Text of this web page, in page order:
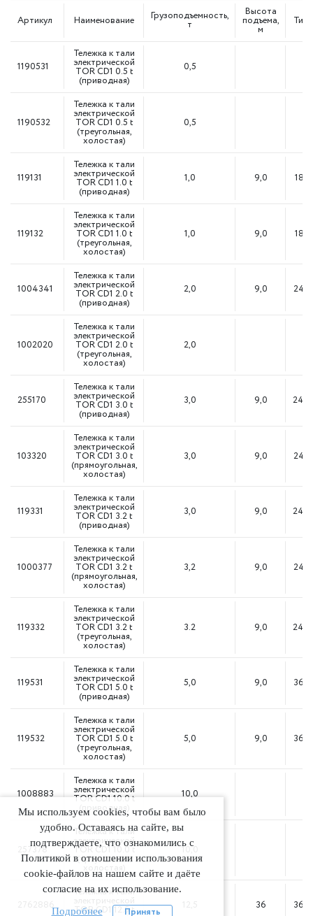
Артикул Наименование Грузоподъемность,
т
Высота
подъема,
м
Тип
1190531
Тележка к тали
электрической
TOR CD1 0.5 t
(приводная)
0,5
1190532
Тележка к тали
электрической
TOR CD1 0.5 t
(треугольная,
холостая)
0,5
119131
Тележка к тали
электрической
TOR CD1 1.0 t
(приводная)
1,0 9,0
119132
Тележка к тали
электрической
TOR CD1 1.0 t
(треугольная,
холостая)
1,0 9,0
1004341
Тележка к тали
электрической
TOR CD1 2.0 t
(приводная)
2,0 9,0
1002020
Тележка к тали
электрической
TOR CD1 2.0 t
(треугольная,
холостая)
2,0
255170
Тележка к тали
электрической
TOR CD1 3.0 t
(приводная)
3,0 9,0
103320
Тележка к тали
электрической
TOR CD1 3.0 t
(прямоугольная,
холостая)
3,0 9,0
119331
Тележка к тали
электрической
TOR CD1 3.2 t
(приводная)
3,0 9,0
1000377
Тележка к тали
электрической
TOR CD1 3.2 t
(прямоугольная,
холостая)
3,2 9,0
119332
Тележка к тали
электрической
TOR CD1 3.2 t
(треугольная,
холостая)
3.2 9,0
119531
Тележка к тали
электрической
TOR CD1 5.0 t
(приводная)
5,0 9,0
119532
Тележка к тали
электрической
TOR CD1 5.0 t
(треугольная,
холостая)
5,0 9,0
1008883
Тележка к тали
электрической
TOR CD1 10.0 t
(приводная)
10,0
257378
Тележка к тали
электрической
TOR CD1 10.0 t
(треугольная,
10,0
2762886
Тележка к тали
TOR CD1 12.5 t 36
Мы используем cookies, чтобы вам было
удобно. Оставаясь на сайте, вы
подтверждаете, что ознакомились с
Политикой в отношении использования
cookie-файлов на нашем сайте и даёте
согласие на их использование.
Подробнее
Принять